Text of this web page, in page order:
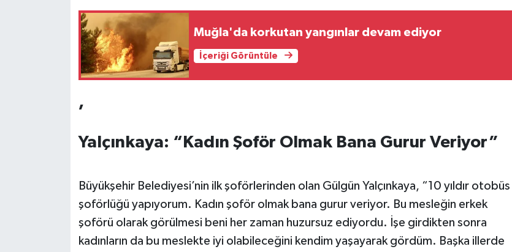
Muğla'da korkutan yangınlar devam ediyor
İçeriği Görüntüle
,
Yalçınkaya: “Kadın Şoför Olmak Bana Gurur Veriyor”
Büyükşehir Belediyesi’nin ilk şoförlerinden olan Gülgün Yalçınkaya, “10 yıldır otobüs
şoförlüğü yapıyorum. Kadın şoför olmak bana gurur veriyor. Bu mesleğin erkek
şoförü olarak görülmesi beni her zaman huzursuz ediyordu. İşe girdikten sonra
kadınların da bu meslekte iyi olabileceğini kendim yaşayarak gördüm. Başka illerde